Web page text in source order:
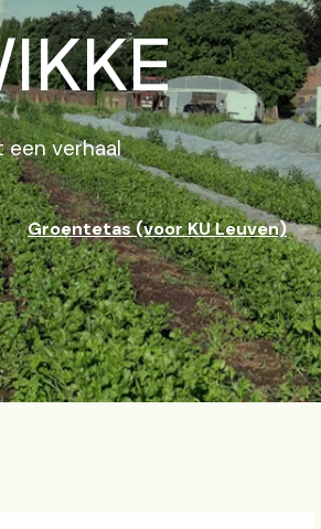
verhaal
Groentetas (voor KU Leuven)